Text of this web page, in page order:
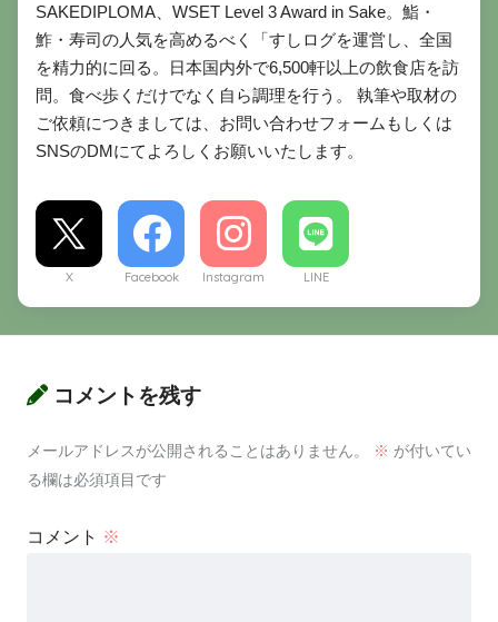
SAKEDIPLOMA、WSET Level 3 Award in Sake。鮨・
鮓・寿司の人気を高めるべく「すしログを運営し、全国
を精力的に回る。日本国内外で6,500軒以上の飲食店を訪
問。食べ歩くだけでなく自ら調理を行う。 執筆や取材の
ご依頼につきましては、お問い合わせフォームもしくは
SNSのDMにてよろしくお願いいたします。
X Facebook Instagram LINE
コメントを残す
メールアドレスが公開されることはありません。 ※ が付いてい
る欄は必須項目です
コメント ※